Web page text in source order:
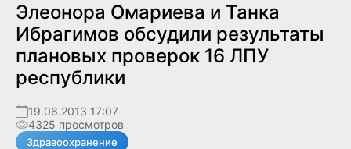
Элеонора Омариева и Танка
Ибрагимов обсудили результаты
плановых проверок 16 ЛПУ
республики
19.06.2013 17:07
4325 просмотров
Здравоохранение